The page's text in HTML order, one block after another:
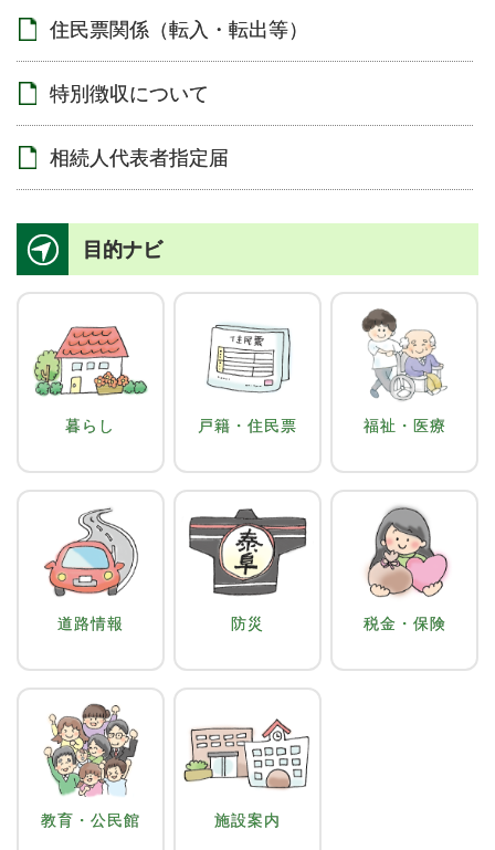
住民票関係（転入・転出等）
特別徴収について
相続人代表者指定届
目的ナビ
暮らし 戸籍・住民票 福祉・医療
道路情報 防災 税金・保険
教育・公民館 施設案内